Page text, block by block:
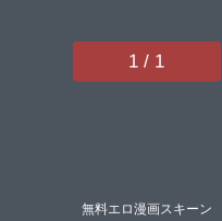
栖鹿山裕一郎司波和宏
1 / 1
無料エロ漫画スキーン